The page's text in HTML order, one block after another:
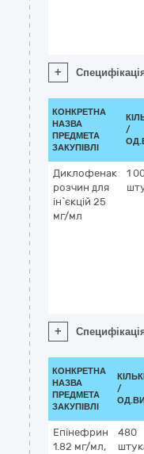
+
КОНКРЕТНА
НАЗВА
ПРЕДМЕТА
ЗАКУПІВЛІ
/
Диклофенак
розчин для
ін`єкцій 25
мг/мл
1
+
КОНКРЕТНА
НАЗВА
ПРЕДМЕТА
ЗАКУПІВЛІ
/
Епінефрин
1.82 мг/мл,
480